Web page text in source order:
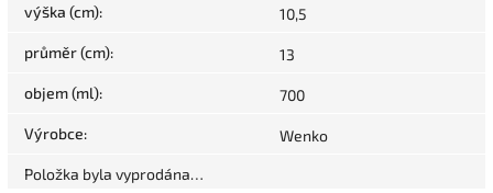
výška (cm): 10,5
průměr (cm): 13
objem (ml): 700
Výrobce: Wenko
Položka byla vyprodána…